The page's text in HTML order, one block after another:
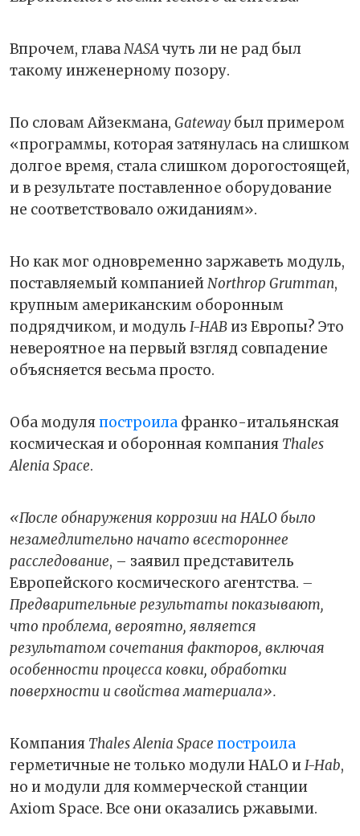
Впрочем, главаNASAчуть ли не рад был
такому инженерному позору.
По словам Айзекмана, Gateway был примером
«программы, которая затянулась на слишком
долгое время, стала слишком дорогостоящей,
и в результате поставленное оборудование
не соответствовало ожиданиям».
Но как мог одновременно заржаветь модуль,
поставляемый компаниейNorthrop Grumman,
крупным американским оборонным
подрядчиком, и модуль I-HABиз Европы? Это
невероятное на первый взгляд совпадение
объясняется весьма просто.
Оба модуляпостроила франко-итальянская
космическая и оборонная компания Thales
Alenia Space.
«После обнаружения коррозии на HALO было
незамедлительно начато всестороннее
расследование, – заявил представитель
Европейского космического агентства. –
Предварительные результаты показывают,
что проблема, вероятно, является
результатом сочетания факторов, включая
особенности процесса ковки, обработки
поверхности и свойства материала».
Компания Thales Alenia Space построила
герметичные не только модули HALO иI-Hab,
но и модули для коммерческой станции
Axiom Space. Все они оказались ржавыми.